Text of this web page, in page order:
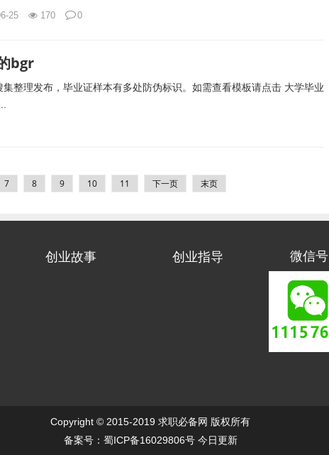
25 170 0
bgr
整理发布，毕业证样本有多处防伪标识。如需查看模板请点击 大学毕业
7 8 9 10 11 下一页 末页
创业故事 创业指导 微信号
Copyright © 2015-2019 求职必备网 版权所有
备案号：蜀ICP备16029806号 今日更新